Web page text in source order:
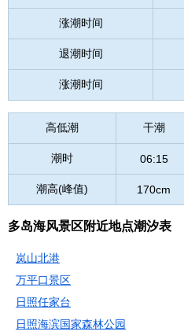
涨潮时间
退潮时间
涨潮时间
高低潮 干潮
潮时 06:15
潮高(峰值) 170cm
多岛海风景区附近地点潮汐表
岚山北港
万平口景区
日照任家台
日照海滨国家森林公园